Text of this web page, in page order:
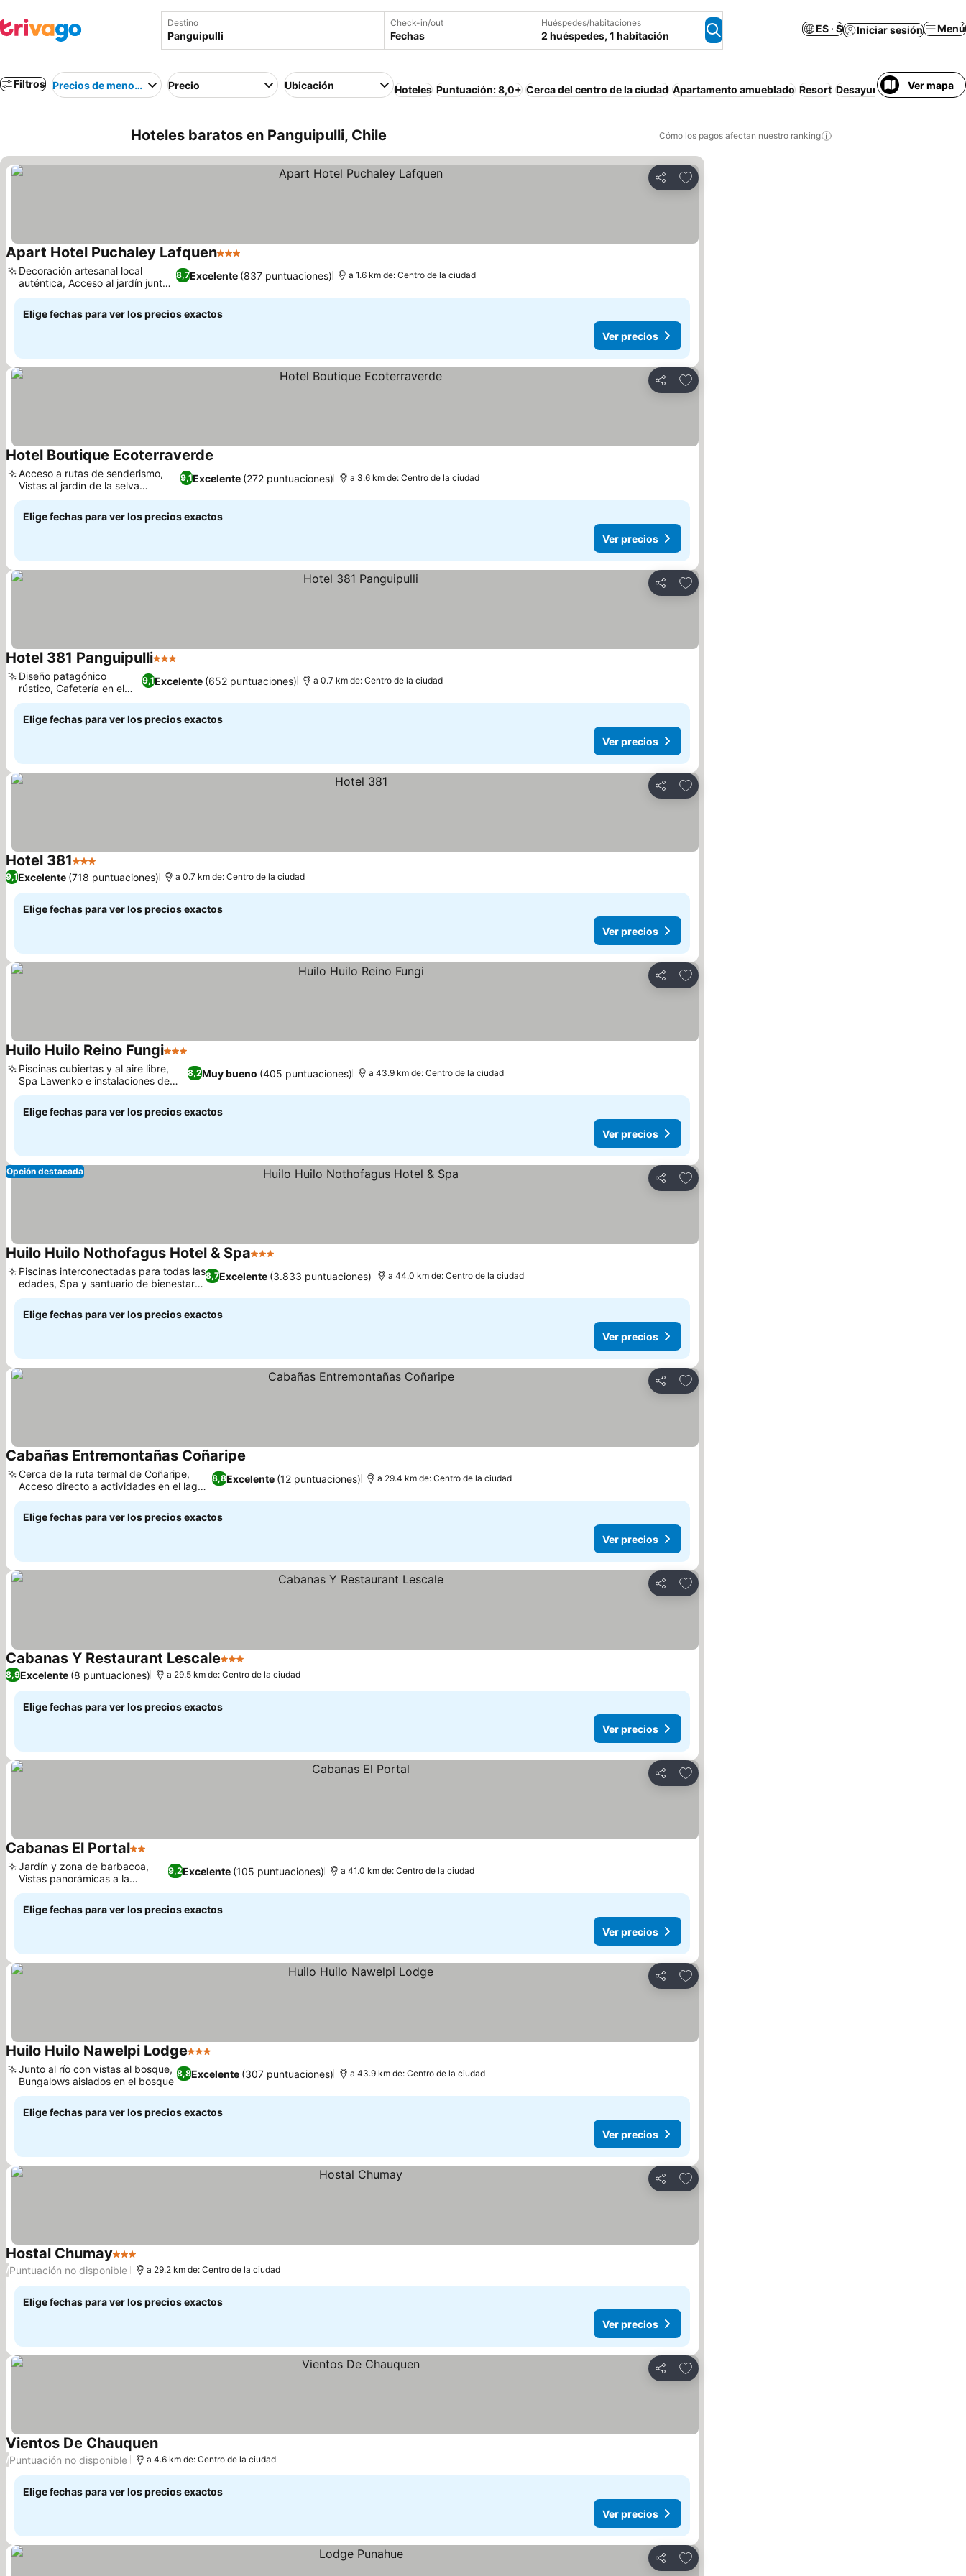
Destino Check-in/out
Fechas
Huéspedes/habitaciones
2 huéspedes, 1 habitación
ES · $ Iniciar sesión Menú
Filtros Precios de menor a mayorPrecio Ubicación Hoteles Puntuación: 8,0+ Cerca del centro de la ciudad Apartamento amueblado Resort Desayuno incluidoVer mapa
Hoteles baratos en Panguipulli, Chile Cómo los pagos afectan nuestro ranking
Compartir
Agregar a favoritos
Apart Hotel Puchaley Lafquen3 Estrellas
8,7Excelente (837 puntuaciones)
Decoración artesanal local
auténtica, Acceso al jardín junto
al lago
a 1.6 km de: Centro de la ciudad
Elige fechas para ver los precios exactos
Ver precios
Compartir
Agregar a favoritos
Hotel Boutique Ecoterraverde
9,1Excelente (272 puntuaciones)
Acceso a rutas de senderismo,
Vistas al jardín de la selva
valdiviana
a 3.6 km de: Centro de la ciudad
Elige fechas para ver los precios exactos
Ver precios
Compartir
Agregar a favoritos
Hotel 381 Panguipulli3 Estrellas
9,1Excelente (652 puntuaciones)
Diseño patagónico
rústico, Cafetería en el
hotel
a 0.7 km de: Centro de la ciudad
Elige fechas para ver los precios exactos
Ver precios
Compartir
Agregar a favoritos
Hotel 3813 Estrellas
9,1Excelente (718 puntuaciones) a 0.7 km de: Centro de la ciudad
Elige fechas para ver los precios exactos
Ver precios
Compartir
Agregar a favoritos
Huilo Huilo Reino Fungi3 Estrellas
8,2Muy bueno (405 puntuaciones)
Piscinas cubiertas y al aire libre,
Spa Lawenko e instalaciones de
bienestar
a 43.9 km de: Centro de la ciudad
Elige fechas para ver los precios exactos
Ver precios
Compartir
Agregar a favoritos
Opción destacada
Huilo Huilo Nothofagus Hotel & Spa3 Estrellas
8,7Excelente (3.833 puntuaciones)
Piscinas interconectadas para todas las
edades, Spa y santuario de bienestar
Lawenko
a 44.0 km de: Centro de la ciudad
Elige fechas para ver los precios exactos
Ver precios
Compartir
Agregar a favoritos
Cabañas Entremontañas Coñaripe
8,8Excelente (12 puntuaciones)
Cerca de la ruta termal de Coñaripe,
Acceso directo a actividades en el lago
Calafquén
a 29.4 km de: Centro de la ciudad
Elige fechas para ver los precios exactos
Ver precios
Compartir
Agregar a favoritos
Cabanas Y Restaurant Lescale3 Estrellas
8,9Excelente (8 puntuaciones) a 29.5 km de: Centro de la ciudad
Elige fechas para ver los precios exactos
Ver precios
Compartir
Agregar a favoritos
Cabanas El Portal2 Estrellas
9,2Excelente (105 puntuaciones)
Jardín y zona de barbacoa,
Vistas panorámicas a la
montaña
a 41.0 km de: Centro de la ciudad
Elige fechas para ver los precios exactos
Ver precios
Compartir
Agregar a favoritos
Huilo Huilo Nawelpi Lodge3 Estrellas
8,8Excelente (307 puntuaciones)
Junto al río con vistas al bosque,
Bungalows aislados en el bosque
a 43.9 km de: Centro de la ciudad
Elige fechas para ver los precios exactos
Ver precios
Compartir
Agregar a favoritos
Hostal Chumay3 Estrellas
/Puntuación no disponible a 29.2 km de: Centro de la ciudad
Elige fechas para ver los precios exactos
Ver precios
Compartir
Agregar a favoritos
Vientos De Chauquen
/Puntuación no disponible a 4.6 km de: Centro de la ciudad
Elige fechas para ver los precios exactos
Ver precios
Compartir
Agregar a favoritos